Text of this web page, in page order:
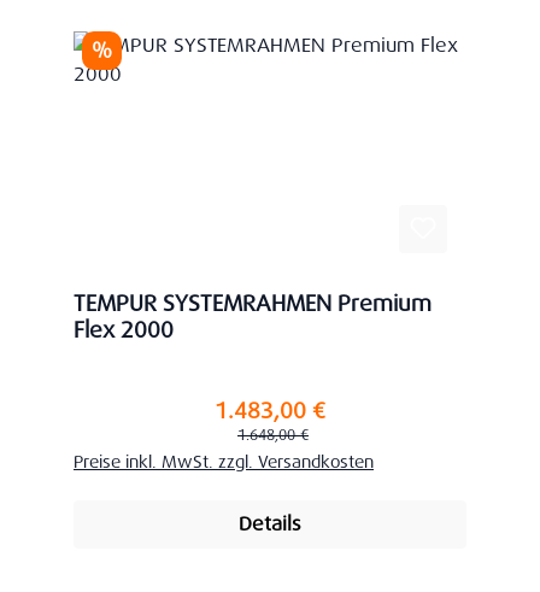
Rabatt
%
TEMPUR SYSTEMRAHMEN Premium
Flex 2000
Verkaufspreis:1.483,00 €
Regulärer Preis:
1.648,00 €
Preise inkl. MwSt. zzgl. Versandkosten
Details